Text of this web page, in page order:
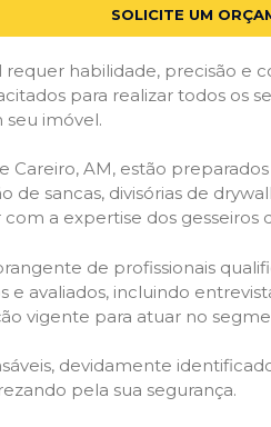
SOLICITE UM
habilidade, precisão
para realizar todos os
seu imóvel.
Careiro, AM, estão
de sancas, divisórias de
a expertise dos gesseiros
de profissionais
e avaliados, incluindo
vigente para atuar no
devidamente
pela sua segurança.